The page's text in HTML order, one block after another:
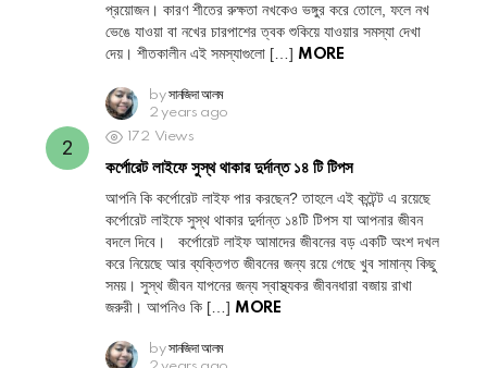
প্রয়োজন। কারণ শীতের রুক্ষতা নখকেও ভঙ্গুর করে তোলে, ফলে নখ
ভেঙে যাওয়া বা নখের চারপাশের ত্বক শুকিয়ে যাওয়ার সমস্যা দেখা
দেয়। শীতকালীন এই সমস্যাগুলো […] MORE
by সানজিদা আলম
2 years ago
172 Views
কর্পোরেট লাইফে সুস্থ থাকার দুর্দান্ত ১৪ টি টিপস
আপনি কি কর্পোরেট লাইফ পার করছেন? তাহলে এই কন্টেন্ট এ রয়েছে
কর্পোরেট লাইফে সুস্থ থাকার দুর্দান্ত ১৪টি টিপস যা আপনার জীবন
বদলে দিবে। কর্পোরেট লাইফ আমাদের জীবনের বড় একটি অংশ দখল
করে নিয়েছে আর ব্যক্তিগত জীবনের জন্য রয়ে গেছে খুব সামান্য কিছু
সময়। সুস্থ জীবন যাপনের জন্য স্বাস্থ্যকর জীবনধারা বজায় রাখা
জরুরী। আপনিও কি […] MORE
by সানজিদা আলম